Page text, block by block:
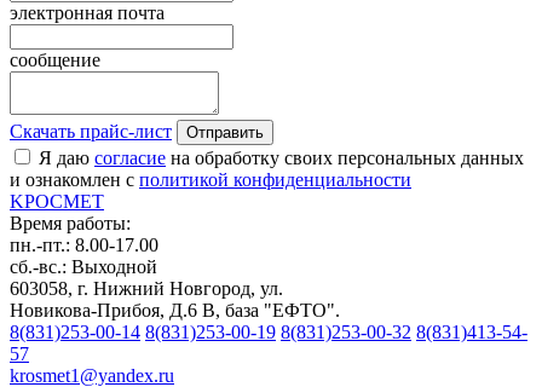
электронная почта
сообщение
Скачать прайс-лист Отправить
Я даю согласие на обработку своих персональных данных
и ознакомлен с политикой конфиденциальности
KРОСМЕТ
Время работы:
пн.-пт.: 8.00-17.00
сб.-вс.: Выходной
603058, г. Нижний Новгород, ул.
Новикова-Прибоя, Д.6 В, база "ЕФТО".
8(831)253-00-14 8(831)253-00-19 8(831)253-00-32 8(831)413-54-
57
krosmet1@yandex.ru